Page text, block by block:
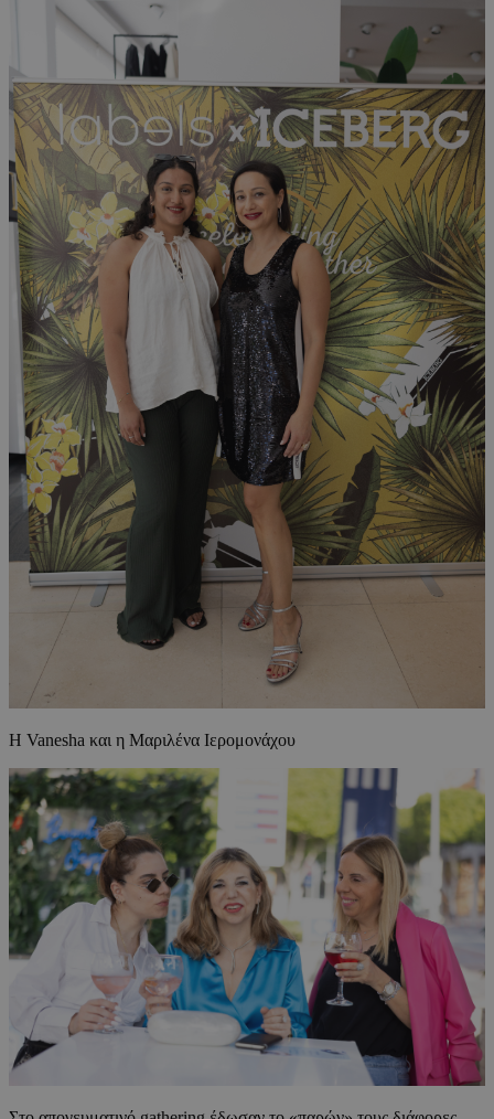
H Vanesha και η Μαριλένα Ιερομονάχου